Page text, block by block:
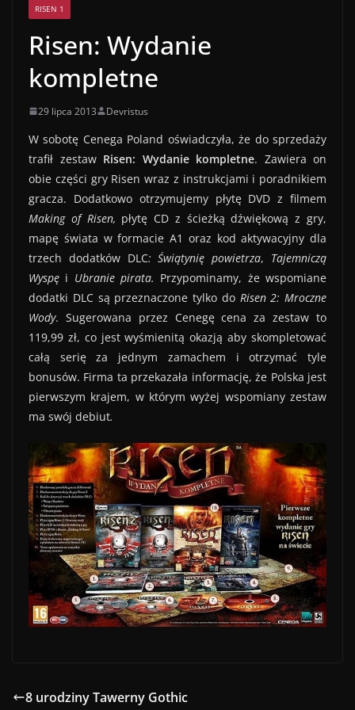
RISEN 1
Risen: Wydanie
kompletne
29 lipca 2013 Devristus
W sobotę Cenega Poland oświadczyła, że do sprzedaży
trafił zestaw Risen: Wydanie kompletne. Zawiera on
obie części gry Risen wraz z instrukcjami i poradnikiem
gracza. Dodatkowo otrzymujemy płytę DVD z filmem
Making of Risen, płytę CD z ścieżką dźwiękową z gry,
mapę świata w formacie A1 oraz kod aktywacyjny dla
trzech dodatków DLC:Świątynię powietrza, Tajemniczą
Wyspę i Ubranie pirata. Przypominamy, że wspomiane
dodatki DLC są przeznaczone tylko do Risen 2: Mroczne
Wody. Sugerowana przez Cenegę cena za zestaw to
119,99 zł, co jest wyśmienitą okazją aby skompletować
całą serię za jednym zamachem i otrzymać tyle
bonusów. Firma ta przekazała informację, że Polska jest
pierwszym krajem, w którym wyżej wspomiany zestaw
ma swój debiut.
8 urodziny Tawerny Gothic